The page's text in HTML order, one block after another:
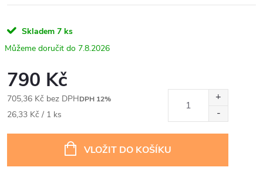
Skladem 7 ks
7.8.2026
790 Kč
705,36 Kč bez DPHDPH 12%
Měrná
26,33 Kč / 1 ks
VLOŽIT DO KOŠÍKU